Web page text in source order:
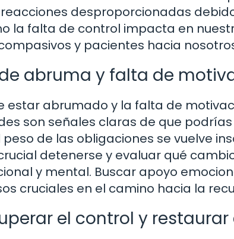
desproporcionadas
la falta de control impacta en
y pacientes hacia
abruma y falta de
estar abrumado y la falta de
son señales claras de que
peso de las obligaciones se vuelve
detenerse y evaluar qué
y mental. Buscar apoyo
cruciales en el camino hacia la
el control y restaurar